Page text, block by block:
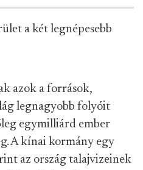
a két legnépesebb
azok a források,
legnagyobb folyóit
egymilliárd ember
A kínai kormány egy
az ország talajvizeinek